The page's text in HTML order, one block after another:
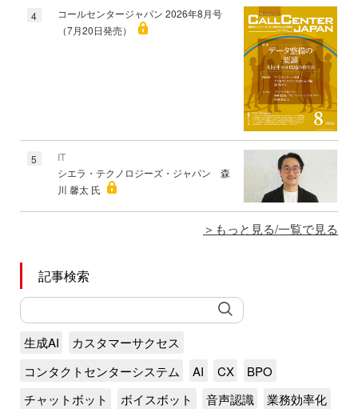
4
コールセンタージャパン 2026年8月号
（7月20日発売）
5
IT
シエラ・テクノロジーズ・ジャパン 森
川 馨太 氏
もっと見る/一覧で見る
記事検索
生成AI
カスタマーサクセス
コンタクトセンターシステム
AI CX
BPO
チャットボット
ボイスボット 音声認識 業務効率化